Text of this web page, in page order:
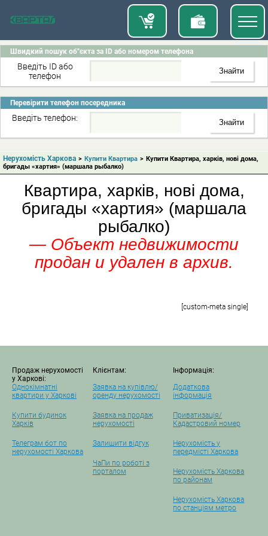
Швидкий пошук об"єкта за ID або номером телефона
Введіть ID або
телефон
Перевірити телефон посередника
Введіть телефон:
Нерухомість Харкова > Купити Квартира > Купити Квартира, харків, нові дома,
бригады «хартия» (маршала рыбалко)
Квартира, харків, нові дома,
бригады «хартия» (маршала
рыбалко)
— Объект недвижимости
продан и удален в архив.
[custom-meta single]
Продаж нерухомості
у Харкові:
Однокімнатні
квартири у Харкові
Купити будинок
Харків
Телеграм бот по
нерухомості Харкова
Клієнтам:
Заявка на купівлю/
оренду нерухомості
Заявка на продаж
нерухомості
Залишити відгук
ЧаПи по роботі з
порталом
Інформація:
Додаткова
інформація
Приватизація/
Кадастровий номер
Нерухомість у
передмісті Харкова
Нерухомість Харкова
по районам
Нерухомість Харкова
по станціям метро